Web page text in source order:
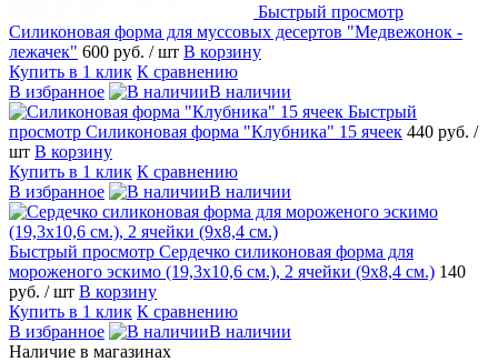
Быстрый просмотр
Силиконовая форма для муссовых десертов "Медвежонок -
лежачек" 600 руб. / шт В корзину
Купить в 1 клик К сравнению
В избранное
В наличии
Быстрый
просмотр Силиконовая форма "Клубника" 15 ячеек 440 руб. /
шт В корзину
Купить в 1 клик К сравнению
В избранное
В наличии
Быстрый просмотр Сердечко силиконовая форма для
мороженого эскимо (19,3х10,6 см.), 2 ячейки (9х8,4 см.) 140
руб. / шт В корзину
Купить в 1 клик К сравнению
В избранное
В наличии
Наличие в магазинах